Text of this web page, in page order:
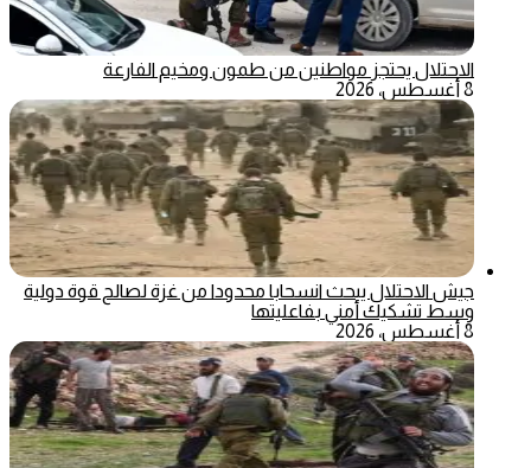
الاحتلال يحتجز مواطنين من طمون ومخيم الفارعة
8 أغسطس، 2026
جيش الاحتلال يبحث انسحابا محدودا من غزة لصالح قوة دولية
وسط تشكيك أمني بفاعليتها
8 أغسطس، 2026